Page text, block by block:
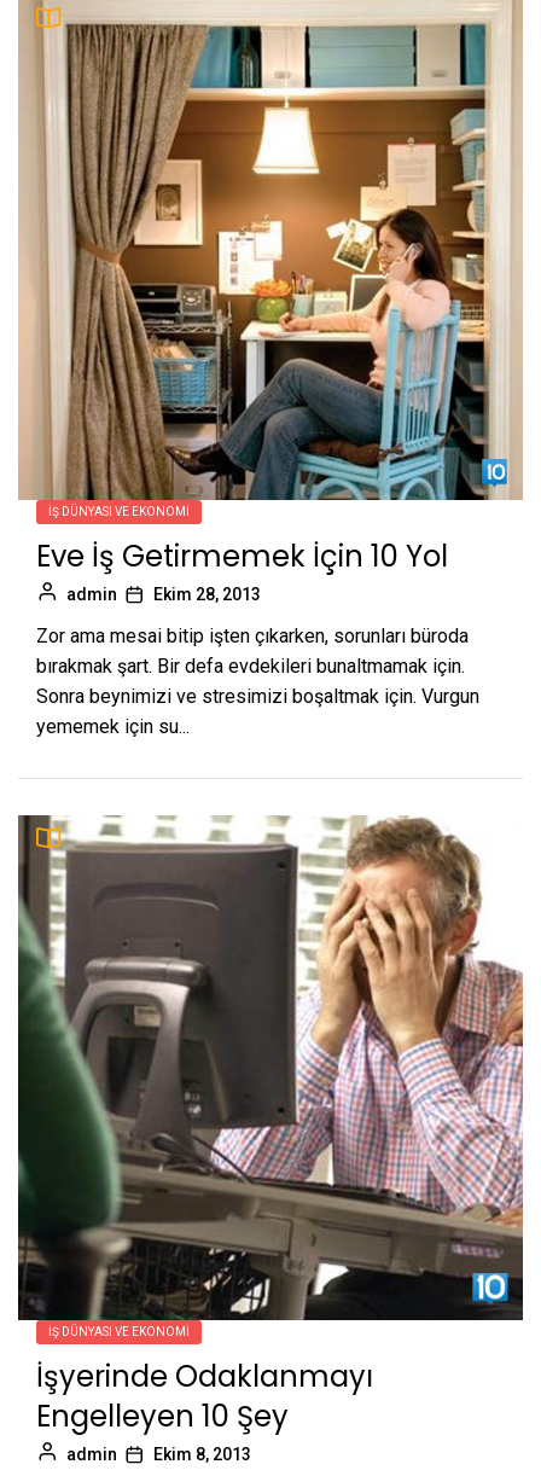
İŞ DÜNYASI VE EKONOMI
Eve İş Getirmemek İçin 10 Yol
admin Ekim 28, 2013
Zor ama mesai bitip işten çıkarken, sorunları büroda
bırakmak şart. Bir defa evdekileri bunaltmamak için.
Sonra beynimizi ve stresimizi boşaltmak için. Vurgun
yememek için su...
İŞ DÜNYASI VE EKONOMI
İşyerinde Odaklanmayı
Engelleyen 10 Şey
admin Ekim 8, 2013